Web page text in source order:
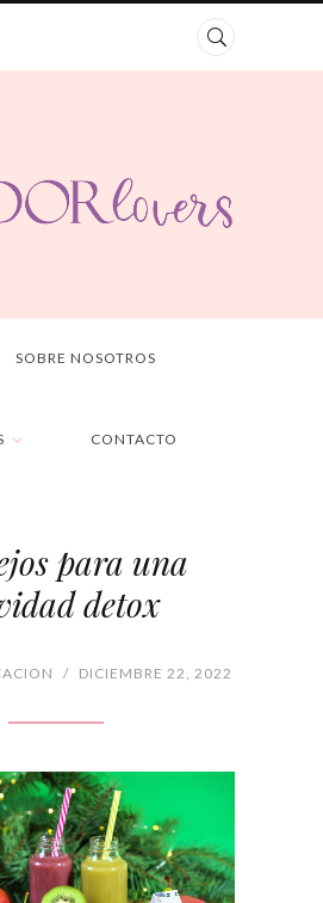
SOBRE NOSOTROS
CONTACTO
para una
detox
/ DICIEMBRE 22, 2022